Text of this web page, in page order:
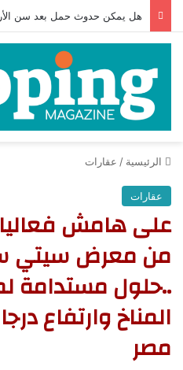
الرئيسية / عقارات
عقارات
على هامش
..حلول مستدامة
المناخ وارتفاع
مصر